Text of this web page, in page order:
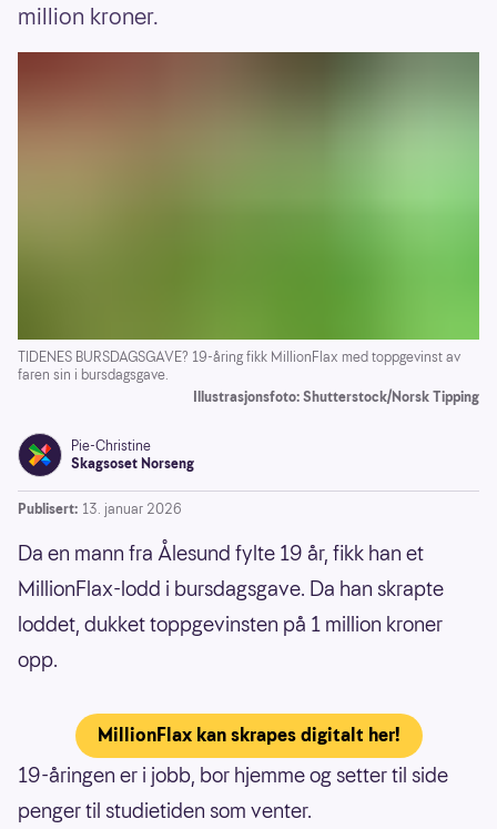
million kroner.
TIDENES BURSDAGSGAVE? 19-åring fikk MillionFlax med toppgevinst av
faren sin i bursdagsgave.
Illustrasjonsfoto: Shutterstock/Norsk Tipping
Pie-Christine
Skagsoset Norseng
Publisert: 13. januar 2026
Da en mann fra Ålesund fylte 19 år, fikk han et
MillionFlax-lodd i bursdagsgave. Da han skrapte
loddet, dukket toppgevinsten på 1 million kroner
opp.
MillionFlax kan skrapes digitalt her!
19-åringen er i jobb, bor hjemme og setter til side
penger til studietiden som venter.